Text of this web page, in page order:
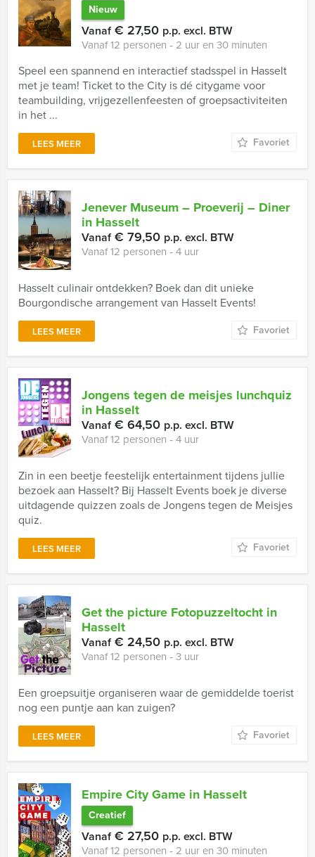
Nieuw
Vanaf€ 27,50 p.p. excl. BTW
Vanaf 12 personen ‐ 2 uur en 30 minuten
Speel een spannend en interactief stadsspel in Hasselt
met je team! Ticket to the City is dé citygame voor
teambuilding, vrijgezellenfeesten of groepsactiviteiten
in het ...
LEES MEER Favoriet
Jenever Museum – Proeverij – Diner
in Hasselt
Vanaf€ 79,50 p.p. excl. BTW
Vanaf 12 personen ‐ 4 uur
Hasselt culinair ontdekken? Boek dan dit unieke
Bourgondische arrangement van Hasselt Events!
LEES MEER Favoriet
Jongens tegen de meisjes lunchquiz
in Hasselt
Vanaf€ 64,50 p.p. excl. BTW
Vanaf 12 personen ‐ 4 uur
Zin in een beetje feestelijk entertainment tijdens jullie
bezoek aan Hasselt? Bij Hasselt Events boek je diverse
uitdagende quizzen zoals de Jongens tegen de Meisjes
quiz.
LEES MEER Favoriet
Get the picture Fotopuzzeltocht in
Hasselt
Vanaf€ 24,50 p.p. excl. BTW
Vanaf 12 personen ‐ 3 uur
Een groepsuitje organiseren waar de gemiddelde toerist
nog een puntje aan kan zuigen?
LEES MEER Favoriet
Empire City Game in Hasselt
Creatief
Vanaf€ 27,50 p.p. excl. BTW
Vanaf 12 personen ‐ 2 uur en 30 minuten